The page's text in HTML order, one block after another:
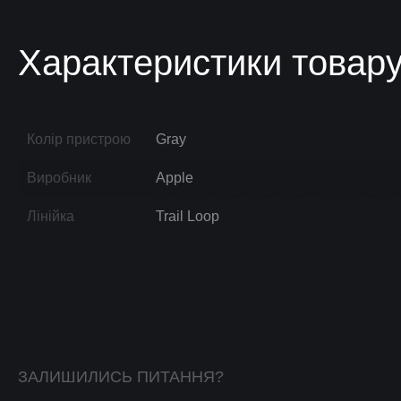
Характеристики
Колір пристрою Gray
Виробник Apple
Лінійка Trail Loop
ЗАЛИШИЛИСЬ ПИТАННЯ?